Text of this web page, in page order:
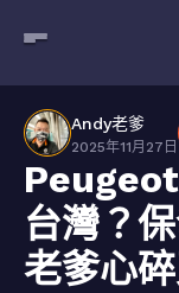
Andy老爹
2025年11月27日
台灣？
老爹心